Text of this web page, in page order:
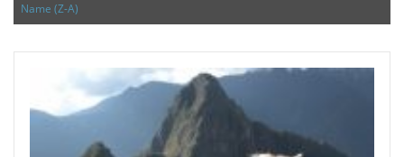
Name (Z-A)